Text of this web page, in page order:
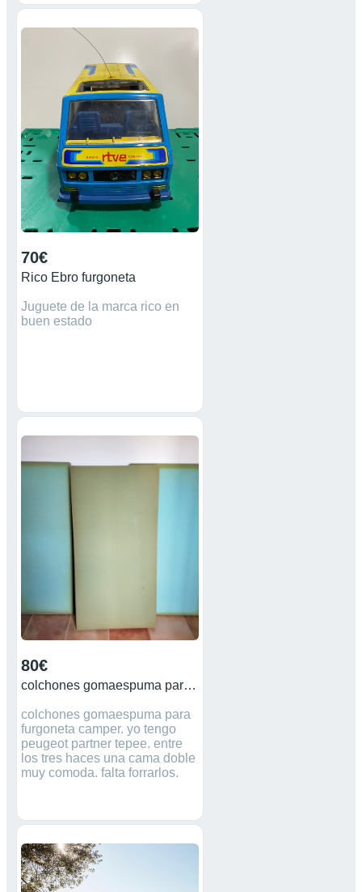
70€
Rico Ebro furgoneta
Juguete de la marca rico en
buen estado
80€
colchones gomaespuma para furgoneta
colchones gomaespuma para
furgoneta camper. yo tengo
peugeot partner tepee. entre
los tres haces una cama doble
muy comoda. falta forrarlos.